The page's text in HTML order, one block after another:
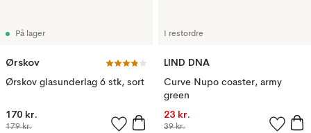
På lager
Ørskov
Ørskov glasunderlag 6 stk, sort
170 kr.
179 kr.
I restordre
LIND DNA
Curve Nupo coaster, army
green
23 kr.
39 kr.